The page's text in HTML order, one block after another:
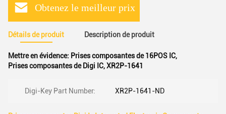
Obtenez le meilleur prix
Détails de produit Description de produit
Mettre en évidence: Prises composantes de 16POS IC,
Prises composantes de Digi IC,XR2P-1641
Digi-Key Part Number: XR2P-1641-ND